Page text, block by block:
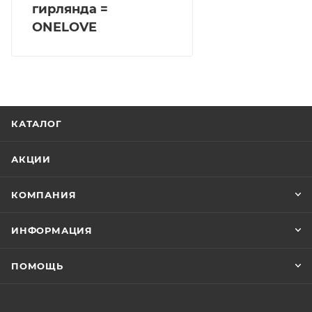
гирлянда =
ONELOVE
КАТАЛОГ
АКЦИИ
КОМПАНИЯ
ИНФОРМАЦИЯ
ПОМОЩЬ